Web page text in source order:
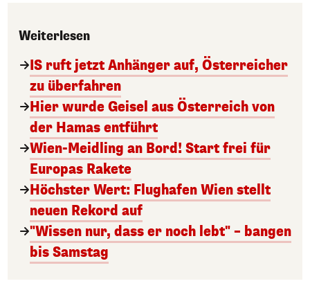
Weiterlesen
IS ruft jetzt Anhänger auf, Österreicher
zu überfahren
Hier wurde Geisel aus Österreich von
der Hamas entführt
Wien-Meidling an Bord! Start frei für
Europas Rakete
Höchster Wert: Flughafen Wien stellt
neuen Rekord auf
"Wissen nur, dass er noch lebt" – bangen
bis Samstag